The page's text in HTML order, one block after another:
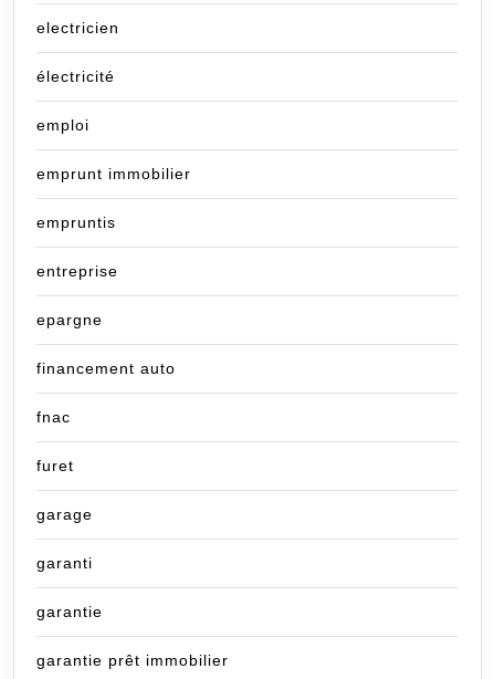
electricien
électricité
emploi
emprunt immobilier
empruntis
entreprise
epargne
financement auto
fnac
furet
garage
garanti
garantie
garantie prêt immobilier